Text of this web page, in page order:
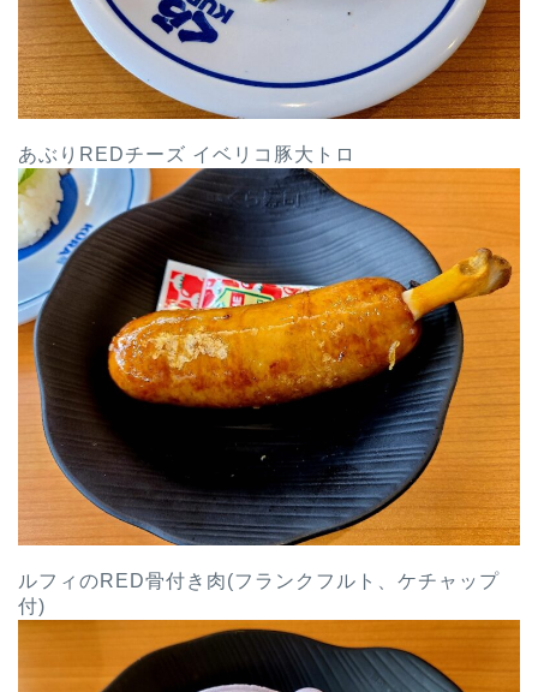
あぶりREDチーズ イベリコ豚大トロ
ルフィのRED骨付き肉(フランクフルト、ケチャップ
付)